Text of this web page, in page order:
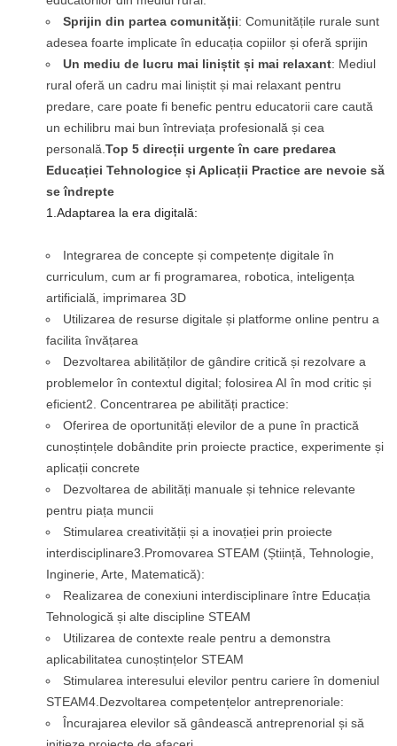
Sprijin din partea comunității: Comunitățile rurale sunt
adesea foarte implicate în educația copiilor și oferă sprijin
Un mediu de lucru mai liniștit și mai relaxant: Mediul
rural oferă un cadru mai liniștit și mai relaxant pentru
predare, care poate fi benefic pentru educatorii care caută
un echilibru mai bun întreviața profesională și cea
personală.Top 5 direcții urgente în care predarea
Educației Tehnologice și Aplicații Practice are nevoie să
se îndrepte
1.Adaptarea la era digitală:
Integrarea de concepte și competențe digitale în
curriculum, cum ar fi programarea, robotica, inteligența
artificială, imprimarea 3D
Utilizarea de resurse digitale și platforme online pentru a
facilita învățarea
Dezvoltarea abilităților de gândire critică și rezolvare a
problemelor în contextul digital; folosirea AI în mod critic și
eficient2. Concentrarea pe abilități practice:
Oferirea de oportunități elevilor de a pune în practică
cunoștințele dobândite prin proiecte practice, experimente și
aplicații concrete
Dezvoltarea de abilități manuale și tehnice relevante
pentru piața muncii
Stimularea creativității și a inovației prin proiecte
interdisciplinare3.Promovarea STEAM (Știință, Tehnologie,
Inginerie, Arte, Matematică):
Realizarea de conexiuni interdisciplinare între Educația
Tehnologică și alte discipline STEAM
Utilizarea de contexte reale pentru a demonstra
aplicabilitatea cunoștințelor STEAM
Stimularea interesului elevilor pentru cariere în domeniul
STEAM4.Dezvoltarea competențelor antreprenoriale:
Încurajarea elevilor să gândească antreprenorial și să